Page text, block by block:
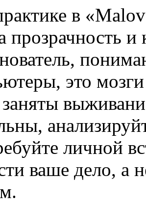
в
прозрачность
это
личной
ваше дело, а